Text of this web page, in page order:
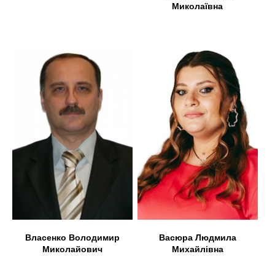
Миколаївна
Власенко Володимир
Миколайович
Васюра Людмила
Михайлівна